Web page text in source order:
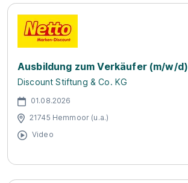
Ausbildung zum Verkäufer (m/w/d)
Discount Stiftung & Co. KG
01.08.2026
21745 Hemmoor (u.a.)
Video